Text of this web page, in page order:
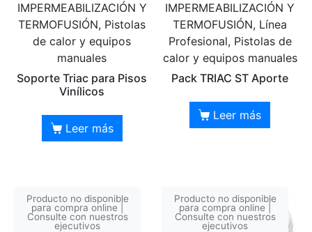
IMPERMEABILIZACIÓN Y
TERMOFUSIÓN, Pistolas
de calor y equipos
manuales
Soporte Triac para Pisos
Vinílicos
Leer más
IMPERMEABILIZACIÓN Y
TERMOFUSIÓN, Línea
Profesional, Pistolas de
calor y equipos manuales
Pack TRIAC ST Aporte
Leer más
Producto no disponible
para compra online |
Consulte con nuestros
ejecutivos
Producto no disponible
para compra online |
Consulte con nuestros
ejecutivos